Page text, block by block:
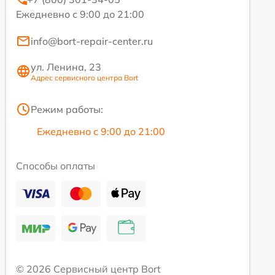
Ежедневно с 9:00 до 21:00
info@bort-repair-center.ru
ул. Ленина, 23
Адрес сервисного центра Bort
Режим работы:
Ежедневно с 9:00 до 21:00
Способы оплаты
© 2026 Сервисный центр Bort